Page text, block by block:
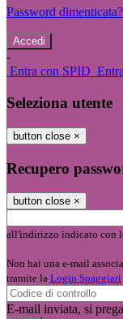
Password dimenticata?
-
Entra con SPID
Seleziona utente
button close ×
Recupero
button close ×
all'indirizzo indicato con
Non hai una e-mail
tramite la Login Spaggiari
E-mail inviata, si